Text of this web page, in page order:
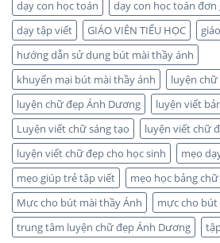
dạy con học toán
dạy con học toán đơn
dạy tập viết
GIÁO VIÊN TIỂU HỌC
hướng dẫn sử dụng bút mài thầy ánh
khuyến mại bút mài thầy ánh
luyện
luyện chữ đẹp Ánh Dương
luyện viết
Luyện viết chữ sáng tạo
luyện viết chữ
luyện viết chữ đẹp cho học sinh
mẹo
mẹo giúp trẻ tập viết
mẹo học bảng chữ
Mực cho bút mài thầy Ánh
mực cho bút
trung tâm luyện chữ đẹp Ánh Dương